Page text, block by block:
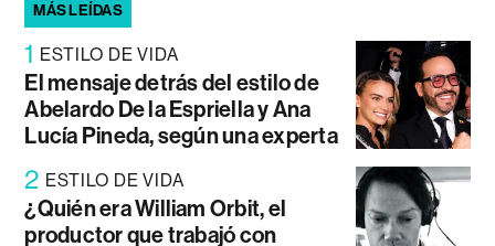
MÁS LEÍDAS
1 ESTILO DE VIDA
El mensaje detrás del estilo de
Abelardo De la Espriella y Ana
Lucía Pineda, según una experta
2 ESTILO DE VIDA
¿Quién era William Orbit, el
productor que trabajó con